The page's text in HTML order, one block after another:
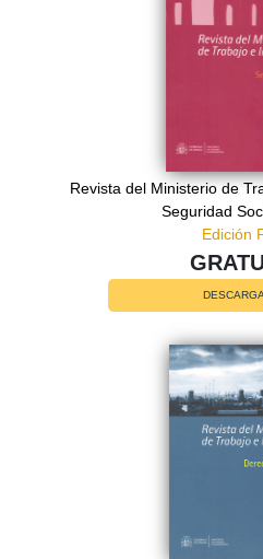
Revista del Ministerio de
Seguridad
Edición